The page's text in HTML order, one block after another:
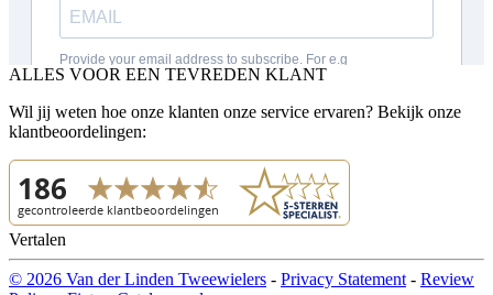
ALLES VOOR EEN TEVREDEN KLANT
Wil jij weten hoe onze klanten onze service ervaren? Bekijk onze
klantbeoordelingen:
Vertalen
© 2026 Van der Linden Tweewielers - Privacy Statement - Review